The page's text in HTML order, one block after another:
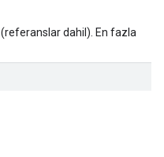
dahil). En fazla